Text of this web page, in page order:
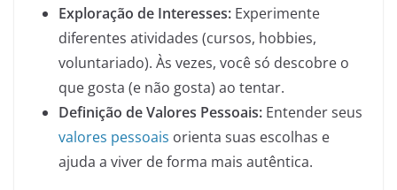
Exploração de Interesses: Experimente
diferentes atividades (cursos, hobbies,
voluntariado). Às vezes, você só descobre o
que gosta (e não gosta) ao tentar.
Definição de Valores Pessoais: Entender seus
valores pessoais orienta suas escolhas e
ajuda a viver de forma mais autêntica.